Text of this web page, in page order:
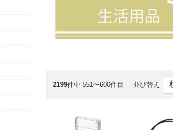
2199件中 551〜600件目 並び替え